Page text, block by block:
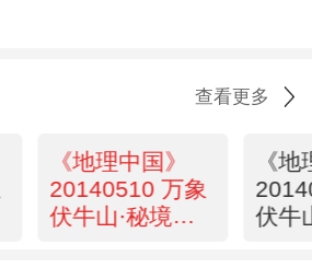
查看更多
《地理中国》
20140510 万象
伏牛山·秘境寻
《
伏牛